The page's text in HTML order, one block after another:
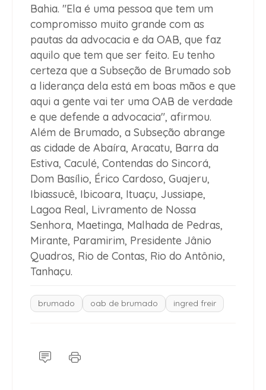
Bahia. "Ela é uma pessoa que tem um
compromisso muito grande com as
pautas da advocacia e da OAB, que faz
aquilo que tem que ser feito. Eu tenho
certeza que a Subseção de Brumado sob
a liderança dela está em boas mãos e que
aqui a gente vai ter uma OAB de verdade
e que defende a advocacia", afirmou.
Além de Brumado, a Subseção abrange
as cidade de Abaíra, Aracatu, Barra da
Estiva, Caculé, Contendas do Sincorá,
Dom Basílio, Érico Cardoso, Guajeru,
Ibiassucê, Ibicoara, Ituaçu, Jussiape,
Lagoa Real, Livramento de Nossa
Senhora, Maetinga, Malhada de Pedras,
Mirante, Paramirim, Presidente Jânio
Quadros, Rio de Contas, Rio do Antônio,
Tanhaçu.
brumado oab de brumado ingred freir